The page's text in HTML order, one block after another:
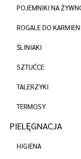
POJEMNIKI NA
ROGALE DO
ŚLINIAKI
SZTUĆCE
TALERZYKI
TERMOSY
PIELĘGNACJA
HIGIENA